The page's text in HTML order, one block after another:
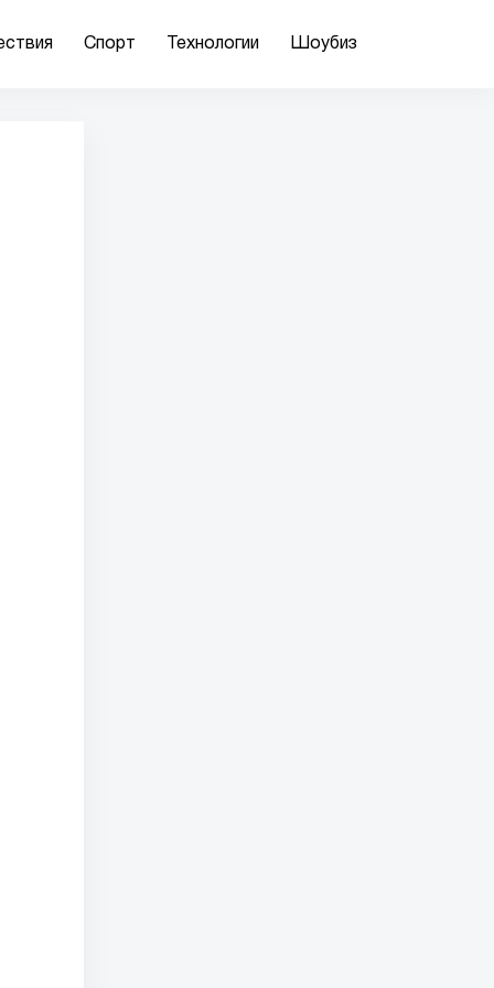
Спорт Технологии Шоубиз